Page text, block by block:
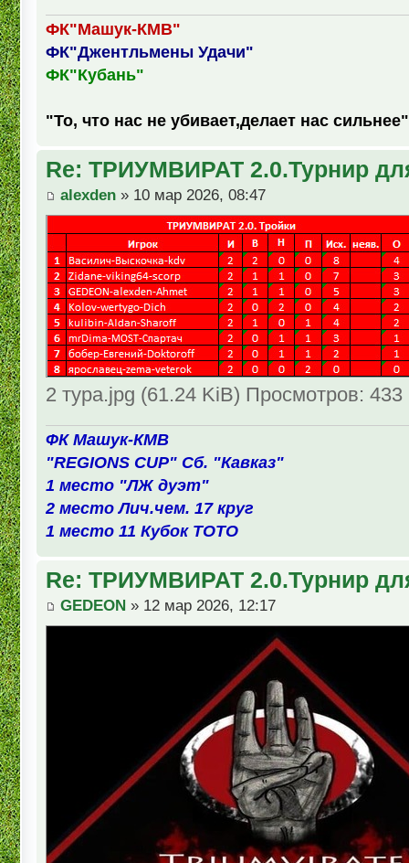
ФК"Машук-КМВ"
ФК"Джентльмены Удачи"
ФК"Кубань"
"То, что нас не убивает,делает нас сильнее"
Re: ТРИУМВИРАТ 2.0.Турнир
alexden » 10 мар 2026, 08:47
2 тура.jpg (61.24 KiB) Просмотров: 433
ФК Машук-КМВ
"REGIONS CUP" Сб. "Кавказ"
1 место "ЛЖ дуэт"
2 место Лич.чем. 17 круг
1 место 11 Кубок ТОТО
Re: ТРИУМВИРАТ 2.0.Турнир
GEDEON » 12 мар 2026, 12:17